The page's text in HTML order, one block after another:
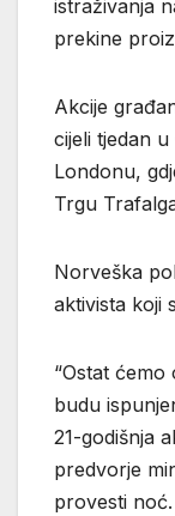
istraživanja
prekine
Akcije
cijeli tjedan
Londonu,
Trgu
Norveška
aktivista koji
“Ostat ćemo
budu
21-godišnja
predvorje
provesti noć.